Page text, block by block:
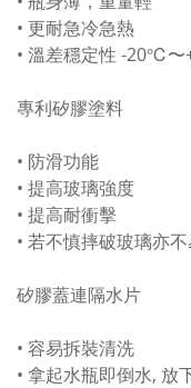
• 更耐急冷急熱
• 溫差穩定性 -20℃
專利矽膠塗料
• 防滑功能
• 提高玻璃強度
• 提高耐衝擊
• 若不慎摔破玻璃亦
矽膠蓋連隔水片
• 容易拆裝清洗
• 拿起水瓶即倒水, 放